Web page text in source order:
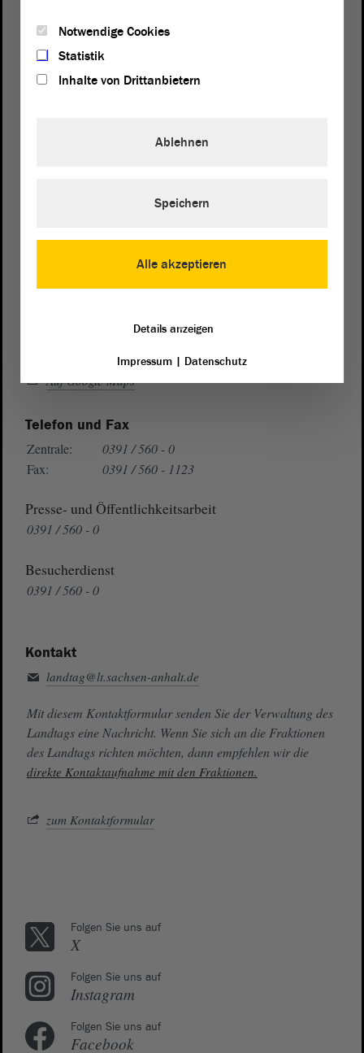
von Sachsen-Anhalt
Domplatz 6–9
Wegbeschreibung
Auf Google Maps
Telefon und Fax
Zentrale:
0391 / 560 - 0
Fax:
0391 / 560 - 1123
Presse- und Öffentlichkeitsarbeit
0391 / 560 - 0
Besucherdienst
0391 / 560 - 0
Kontakt
landtag@lt.sachsen-anhalt.de
Mit diesem Kontaktformular senden Sie der Verwaltung des
Landtags eine Nachricht. Wenn Sie sich an die Fraktionen
des Landtags richten möchten, dann empfehlen wir die
direkte Kontaktaufnahme mit den Fraktionen.
zum Kontaktformular
Folgen Sie uns auf
X
Folgen Sie uns auf
Instagram
Folgen Sie uns auf
Facebook
Notwendige Cookies
Statistik
Inhalte von Drittanbietern
Alle akzeptieren
Ablehnen
Speichern
Details anzeigen
Impressum| Datenschutz